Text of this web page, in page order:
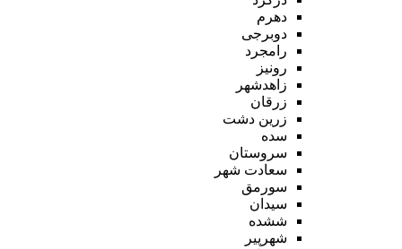
دهرم
دوبرجی
رامجرد
رونیز
زاهدشهر
زرقان
زرین دشت
سده
سروستان
سعادت شهر
سورمق
سیدان
ششده
شهرپیر